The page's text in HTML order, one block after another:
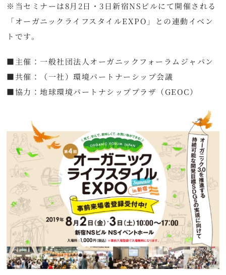
※当セミナーは8月2日・3日新宿NSビルにて開催される
「オーガニックライフスタイルEXPO」との連動イベン
トです。
■主催：一般社団法人オーガニックフォーラムジャパン
■共催：（一社）環境パートナーシップ会議
■協力：地球環境パートナシッププラザ（GEOC）